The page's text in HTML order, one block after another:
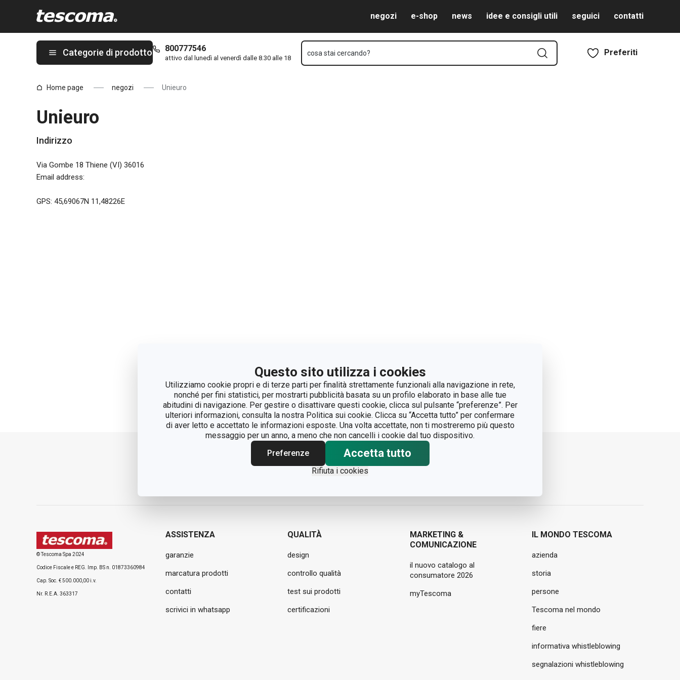
Questo sito utilizza i cookies
Utilizziamo cookie propri e di terze parti per finalità strettamente funzionali alla navigazione in rete,
nonché per fini statistici, per mostrarti pubblicità basata su un profilo elaborato in base alle tue
abitudini di navigazione. Per gestire o disattivare questi cookie, clicca sul pulsante “preferenze”. Per
ulteriori informazioni, consulta la nostra Politica sui cookie. Clicca su “Accetta tutto” per confermare
di aver letto e accettato le informazioni esposte. Una volta accettate, non ti mostreremo più questo
messaggio per un anno, a meno che non cancelli i cookie dal tuo dispositivo.
Preferenze
Accetta tutto
Rifiuta i cookies
negozi e-shop news idee e consigli utili seguici contatti
Categorie di prodotto 800777546
attivo dal lunedì al venerdì dalle 8.30 alle 18
cosa stai cercando? Preferiti
Home page negozi Unieuro
Unieuro
Indirizzo
Via Gombe 18 Thiene (VI) 36016
Email address:
GPS: 45,69067N 11,48226E
© Tescoma Spa 2024
Codice Fiscale e REG. Imp. BS n. 01873360984
Cap. Soc. € 500.000,00 i.v.
Nr. R.E.A. 363317
ASSISTENZA
garanzie
marcatura prodotti
contatti
scrivici in whatsapp
QUALITÀ
design
controllo qualità
test sui prodotti
certificazioni
MARKETING &
COMUNICAZIONE
il nuovo catalogo al
consumatore 2026
myTescoma
IL MONDO TESCOMA
azienda
storia
persone
Tescoma nel mondo
fiere
informativa whistleblowing
segnalazioni whistleblowing